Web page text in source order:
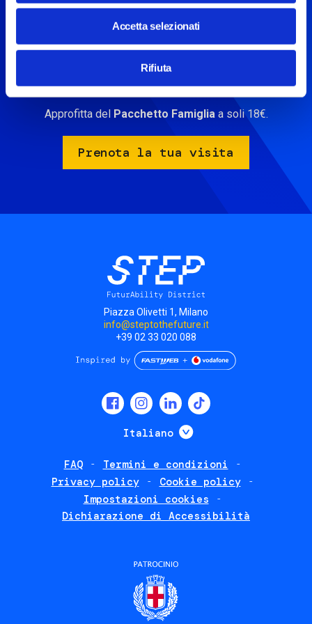
Accetta selezionati
Rifiuta
Vuoi fare anche la visita in
STEP?
futuro con l’AR e vieni a conoscere la nostra Smart Artificial
Mind.
Approfitta del Pacchetto Famigliaa soli 18€.
Prenota la tua visita
Piazza Olivetti 1, Milano
info@steptothefuture.it
+39 02 33 020 088
Italiano Mostra ulteriori
FAQ
Termini e condizioni
Privacy policy
Cookie policy
Impostazioni cookies
Dichiarazione di Accessibilità